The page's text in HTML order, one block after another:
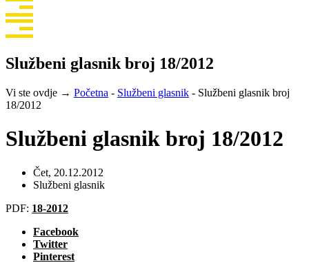
Službeni glasnik broj 18/2012
Vi ste ovdje → Početna - Službeni glasnik - Službeni glasnik broj
18/2012
Službeni glasnik broj 18/2012
Čet, 20.12.2012
Službeni glasnik
PDF: 18-2012
Facebook
Twitter
Pinterest